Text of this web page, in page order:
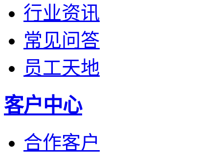
行业资讯
常见问答
员工天地
客户中心
合作客户